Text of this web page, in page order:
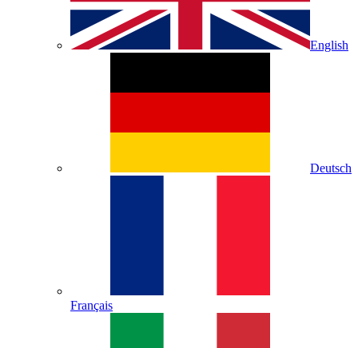
English
Deutsch
Français